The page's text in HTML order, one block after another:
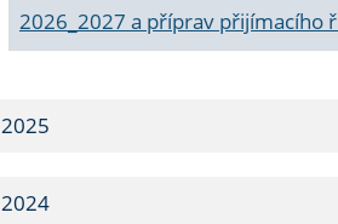
2026_2027 a příprav přijímacího
2025
2024